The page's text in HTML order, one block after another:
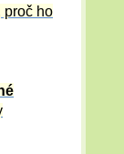
proč ho